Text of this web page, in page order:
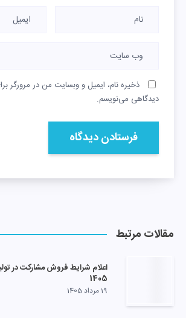
ذخیره نام، ایمیل و وبسایت من در مرورگر
دیدگاهی می‌نویسم.
مقالات مرتبط
1405
19 مرداد 1405